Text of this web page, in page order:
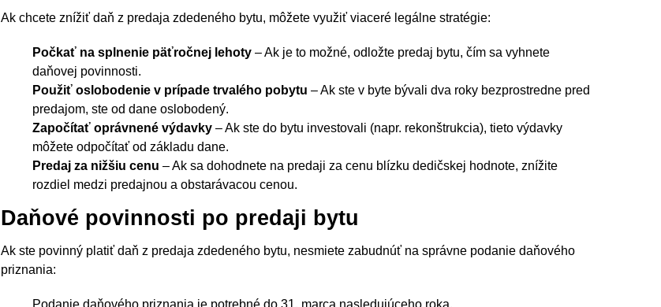
Ak chcete znížiť daň z predaja zdedeného bytu, môžete využiť viaceré legálne stratégie:
Počkať na splnenie päťročnej lehoty – Ak je to možné, odložte predaj bytu, čím sa vyhnete
daňovej povinnosti.
Použiť oslobodenie v prípade trvalého pobytu – Ak ste v byte bývali dva roky bezprostredne pred
predajom, ste od dane oslobodený.
Započítať oprávnené výdavky – Ak ste do bytu investovali (napr. rekonštrukcia), tieto výdavky
môžete odpočítať od základu dane.
Predaj za nižšiu cenu – Ak sa dohodnete na predaji za cenu blízku dedičskej hodnote, znížite
rozdiel medzi predajnou a obstarávacou cenou.
Daňové povinnosti po predaji bytu
Ak ste povinný platiť daň z predaja zdedeného bytu, nesmiete zabudnúť na správne podanie daňového
priznania:
Podanie daňového priznania je potrebné do 31. marca nasledujúceho roka.